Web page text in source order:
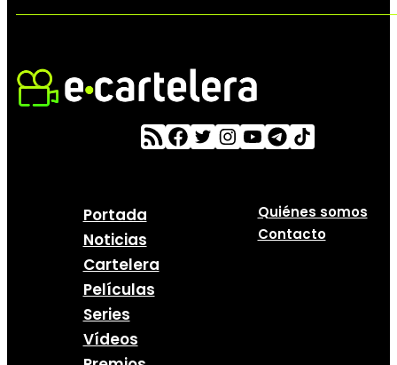
Portada
Noticias
Cartelera
Películas
Series
Vídeos
Quiénes somos
Contacto